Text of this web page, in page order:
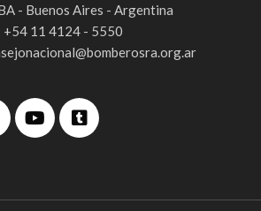
- Buenos Aires - Argentina
+54 11 4124 - 5550